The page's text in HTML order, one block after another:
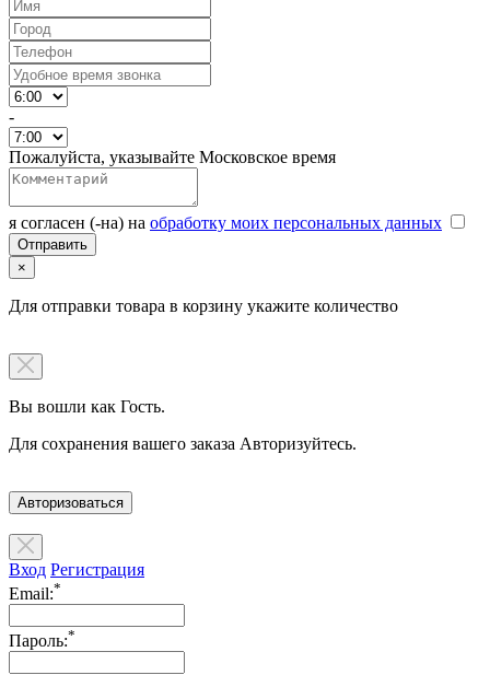
-
Пожалуйста, указывайте Московское время
я согласен (-на) на обработку моих персональных данных
×
Для отправки товара в корзину укажите количество
Вы вошли как Гость.
Для сохранения вашего заказа Авторизуйтесь.
Авторизоваться
Вход Регистрация
Email:*
Пароль:*